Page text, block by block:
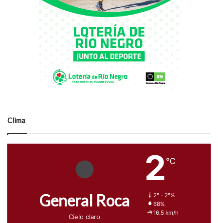
Clima
General Roca
Cielo claro
2 ℃
2º - 2º%
68%
16.5 km/h